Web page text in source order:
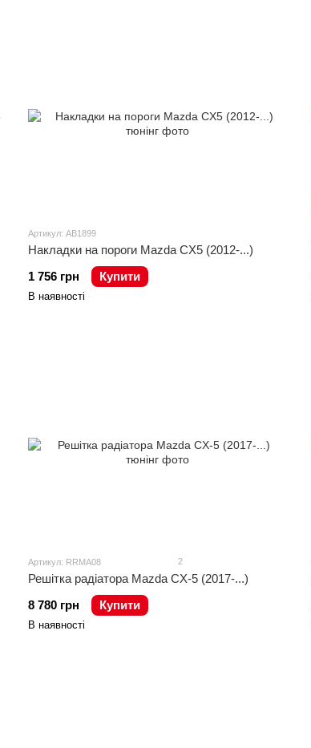
Артикул: AB1899
Накладки на пороги Mazda CX5 (2012-...)
1 756 грн
Купити
В наявності
Артикул: RRMA08 2
Решітка радіатора Mazda CX-5 (2017-...)
8 780 грн
Купити
В наявності